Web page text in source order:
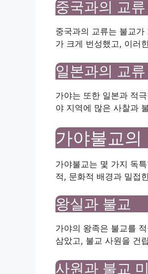
중국과의 교류
중국과의 교류는 불교
가 크게 번성했고, 이러
일본과의 교류
가야는 또한 일본과 적
야 지역에 많은 사찰과
가야불교의
가야불교는 몇 가지 독
적, 문화적 배경과 밀접
왕실과 불교
가야의 왕족은 불교를
삼았고, 불교 사원을 건
사원과 불교